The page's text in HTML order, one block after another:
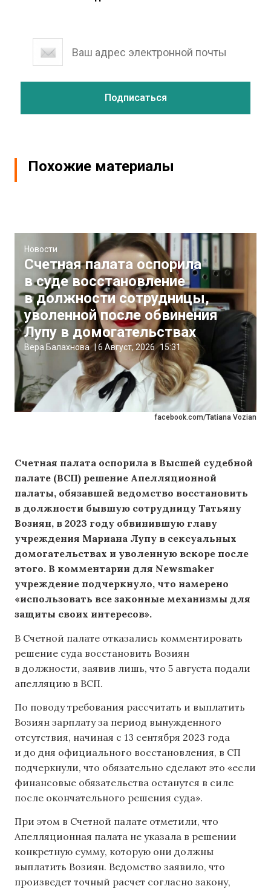
Похожие материалы
facebook.com/Tatiana Vozian
Новости
Счетная палата оспорила
в суде восстановление
в должности сотрудницы,
уволенной после обвинения
Лупу в домогательствах
Вера Балахнова |6 Август, 2026 15:31
Счетная палата оспорила в Высшей судебной
палате (ВСП) решение Апелляционной
палаты, обязавшей ведомство восстановить
в должности бывшую сотрудницу Татьяну
Возиян, в 2023 году обвинившую главу
учреждения Мариана Лупу в сексуальных
домогательствах и уволенную вскоре после
этого. В комментарии для Newsmaker
учреждение подчеркнуло, что намерено
«использовать все законные механизмы для
защиты своих интересов».
В Счетной палате отказались комментировать
решение суда восстановить Возиян
в должности, заявив лишь, что 5 августа подали
апелляцию в ВСП.
По поводу требования рассчитать и выплатить
Возиян зарплату за период вынужденного
отсутствия, начиная с 13 сентября 2023 года
и до дня официального восстановления, в СП
подчеркнули, что обязательно сделают это «если
финансовые обязательства останутся в силе
после окончательного решения суда».
При этом в Счетной палате отметили, что
Апелляционная палата не указала в решении
конкретную сумму, которую они должны
выплатить Возиян. Ведомство заявило, что
произведет точный расчет согласно закону,